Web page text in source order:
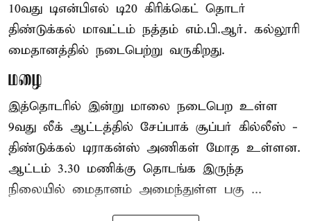
10வது டிஎன்பிஎல் டி20 கிரிக்கெட் தொடர்
திண்டுக்கல் மாவட்டம் நத்தம் எம்.பி.ஆர். கல்லூரி
மைதானத்தில் நடைபெற்று வருகிறது.
மழை
இத்தொடரில் இன்று மாலை நடைபெற உள்ள
9வது லீக் ஆட்டத்தில் சேப்பாக் சூப்பர் கில்லீஸ் -
திண்டுக்கல் டிராகன்ஸ் அணிகள் மோத உள்ளன.
ஆட்டம் 3.30 மணிக்கு தொடங்க இருந்த
நிலையில் மைதானம் அமைந்துள்ள பகு ...